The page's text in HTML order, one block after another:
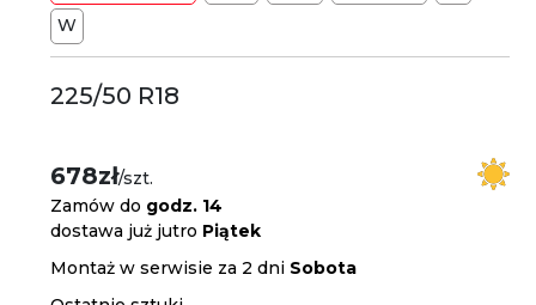
W
225/50 R18
678zł/szt.
Zamów do godz. 14
dostawa już jutro Piątek
Montaż w serwisie za 2 dni Sobota